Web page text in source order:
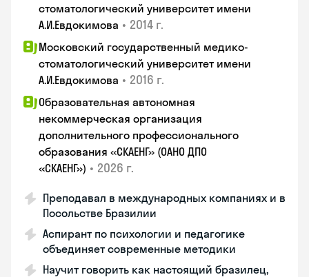
стоматологический университет имени
А.И.Евдокимова • 2014 г.
Московский государственный медико-
стоматологический университет имени
А.И.Евдокимова • 2016 г.
Образовательная автономная
некоммерческая организация
дополнительного профессионального
образования «СКАЕНГ» (ОАНО ДПО
«СКАЕНГ») • 2026 г.
Преподавал в международных компаниях и в
Посольстве Бразилии
Аспирант по психологии и педагогике
объединяет современные методики
Научит говорить как настоящий бразилец,